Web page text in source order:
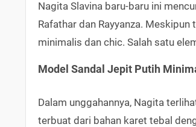
Nagita Slavina baru-baru ini
Rafathar dan Rayyanza.
minimalis dan chic. Salah satu
Model Sandal Jepit Putih
Dalam unggahannya, Nagita
terbuat dari bahan karet tebal